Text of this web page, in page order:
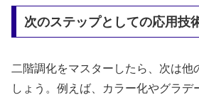
次のステップとしての応用技
二階調化をマスターしたら、次は他
しょう。例えば、カラー化やグラデ